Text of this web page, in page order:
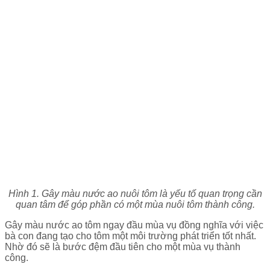
Hình 1. Gây màu nước ao nuôi tôm là yếu tố quan trọng cần
quan tâm để góp phần có một mùa nuôi tôm thành công.
Gây màu nước ao tôm ngay đầu mùa vụ đồng nghĩa với việc
bà con đang tạo cho tôm một môi trường phát triển tốt nhất.
Nhờ đó sẽ là bước đệm đầu tiên cho một mùa vụ thành
công.